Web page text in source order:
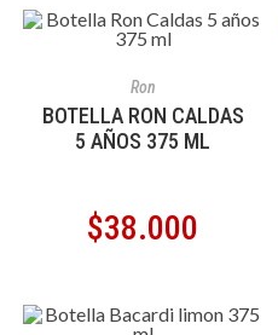
Ron
BOTELLA RON CALDAS
5 AÑOS 375 ML
$38.000